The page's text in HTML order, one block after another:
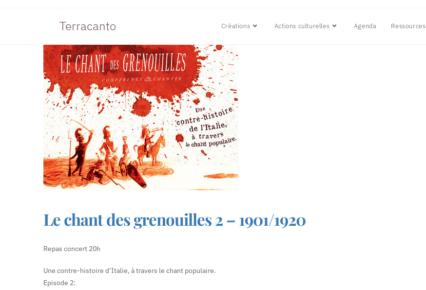
Terracanto Créations Actions culturelles Agenda Ressources
Le chant des grenouilles 2 – 1901/1920
Repas concert 20h
Une contre-histoire d’Italie, à travers le chant populaire.
Episode 2: